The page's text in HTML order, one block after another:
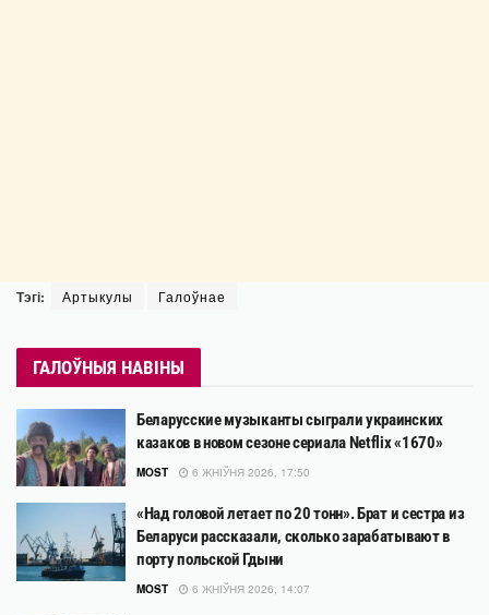
Тэгі: Артыкулы Галоўнае
ГАЛОЎНЫЯ НАВІНЫ
Беларусские музыканты сыграли украинских
казаков в новом сезоне сериала Netflix «1670»
MOST 6 ЖНІЎНЯ 2026, 17:50
«Над головой летает по 20 тонн». Брат и сестра из
Беларуси рассказали, сколько зарабатывают в
порту польской Гдыни
MOST 6 ЖНІЎНЯ 2026, 14:07